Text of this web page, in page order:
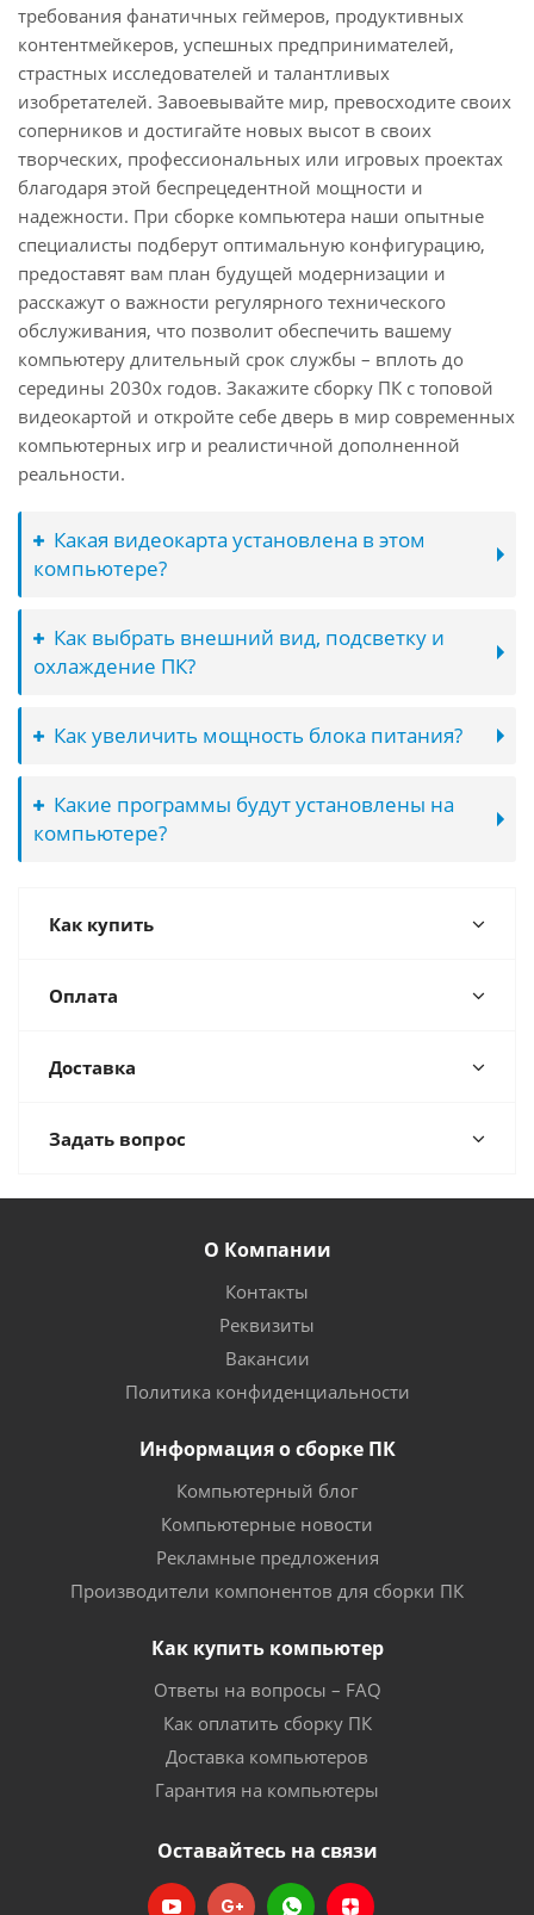
требования фанатичных геймеров, продуктивных
контентмейкеров, успешных предпринимателей,
страстных исследователей и талантливых
изобретателей. Завоевывайте мир, превосходите своих
соперников и достигайте новых высот в своих
творческих, профессиональных или игровых проектах
благодаря этой беспрецедентной мощности и
надежности. При сборке компьютера наши опытные
специалисты подберут оптимальную конфигурацию,
предоставят вам план будущей модернизации и
расскажут о важности регулярного технического
обслуживания, что позволит обеспечить вашему
компьютеру длительный срок службы – вплоть до
середины 2030х годов. Закажите сборку ПК с топовой
видеокартой и откройте себе дверь в мир современных
компьютерных игр и реалистичной дополненной
реальности.
Какая видеокарта установлена в этом
компьютере?
Как выбрать внешний вид, подсветку и
охлаждение ПК?
Как увеличить мощность блока питания?
Какие программы будут установлены на
компьютере?
Как купить
Оплата
Доставка
Задать вопрос
О Компании
Контакты
Реквизиты
Вакансии
Политика конфиденциальности
Информация о сборке ПК
Компьютерный блог
Компьютерные новости
Рекламные предложения
Производители компонентов для сборки ПК
Как купить компьютер
Ответы на вопросы – FAQ
Как оплатить сборку ПК
Доставка компьютеров
Гарантия на компьютеры
Оставайтесь на связи